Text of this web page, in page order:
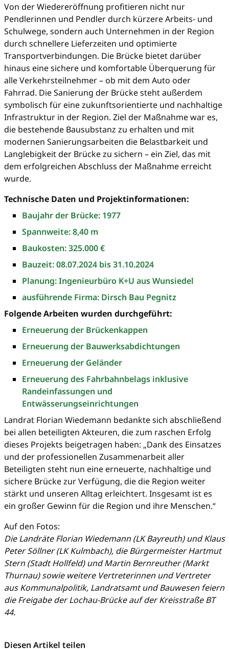
Von der Wiedereröffnung profitieren nicht nur
Pendlerinnen und Pendler durch kürzere Arbeits- und
Schulwege, sondern auch Unternehmen in der Region
durch schnellere Lieferzeiten und optimierte
Transportverbindungen. Die Brücke bietet darüber
hinaus eine sichere und komfortable Überquerung für
alle Verkehrsteilnehmer – ob mit dem Auto oder
Fahrrad. Die Sanierung der Brücke steht außerdem
symbolisch für eine zukunftsorientierte und nachhaltige
Infrastruktur in der Region. Ziel der Maßnahme war es,
die bestehende Bausubstanz zu erhalten und mit
modernen Sanierungsarbeiten die Belastbarkeit und
Langlebigkeit der Brücke zu sichern – ein Ziel, das mit
dem erfolgreichen Abschluss der Maßnahme erreicht
wurde.
Technische Daten und Projektinformationen:
Baujahr der Brücke: 1977
Spannweite: 8,40 m
Baukosten: 325.000 €
Bauzeit: 08.07.2024 bis 31.10.2024
Planung: Ingenieurbüro K+U aus Wunsiedel
ausführende Firma: Dirsch Bau Pegnitz
Folgende Arbeiten wurden durchgeführt:
Erneuerung der Brückenkappen
Erneuerung der Bauwerksabdichtungen
Erneuerung der Geländer
Erneuerung des Fahrbahnbelags inklusive
Randeinfassungen und
Entwässerungseinrichtungen
Landrat Florian Wiedemann bedankte sich abschließend
bei allen beteiligten Akteuren, die zum raschen Erfolg
dieses Projekts beigetragen haben: „Dank des Einsatzes
und der professionellen Zusammenarbeit aller
Beteiligten steht nun eine erneuerte, nachhaltige und
sichere Brücke zur Verfügung, die die Region weiter
stärkt und unseren Alltag erleichtert. Insgesamt ist es
ein großer Gewinn für die Region und ihre Menschen.“
Auf den Fotos:
Die Landräte Florian Wiedemann (LK Bayreuth) und Klaus
Peter Söllner (LK Kulmbach), die Bürgermeister Hartmut
Stern (Stadt Hollfeld) und Martin Bernreuther (Markt
Thurnau) sowie weitere Vertreterinnen und Vertreter
aus Kommunalpolitik, Landratsamt und Bauwesen feiern
die Freigabe der Lochau-Brücke auf der Kreisstraße BT
44.
Diesen Artikel teilen